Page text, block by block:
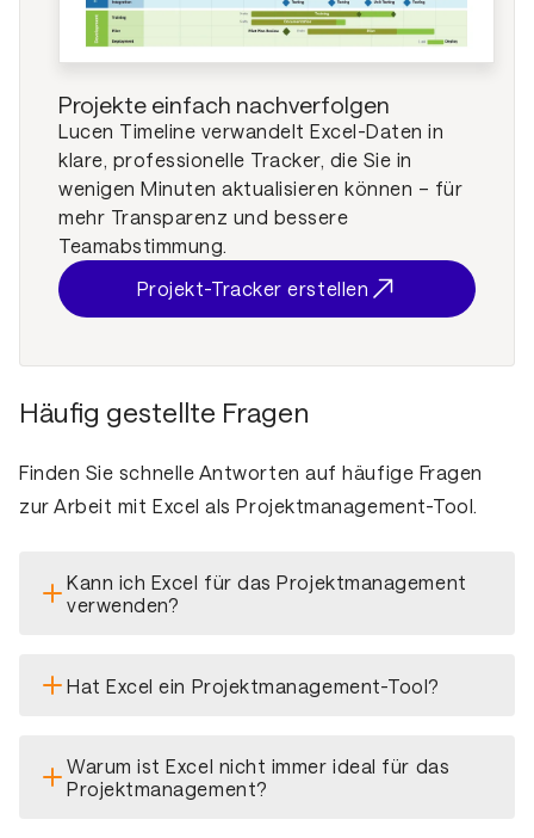
Projekte einfach nachverfolgen
Lucen Timeline verwandelt Excel-Daten in
klare, professionelle Tracker, die Sie in
wenigen Minuten aktualisieren können – für
mehr Transparenz und bessere
Teamabstimmung.
Projekt-Tracker erstellen
Häufig gestellte Fragen
Finden Sie schnelle Antworten auf häufige Fragen
zur Arbeit mit Excel als Projektmanagement-Tool.
Kann ich Excel für das Projektmanagement
verwenden?
Hat Excel ein Projektmanagement-Tool?
Warum ist Excel nicht immer ideal für das
Projektmanagement?